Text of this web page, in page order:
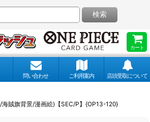
カート
検索
問い合わせ ご利用案内 店頭受取について
海賊旗背景/漫画絵)【SEC/P】{OP13-120}